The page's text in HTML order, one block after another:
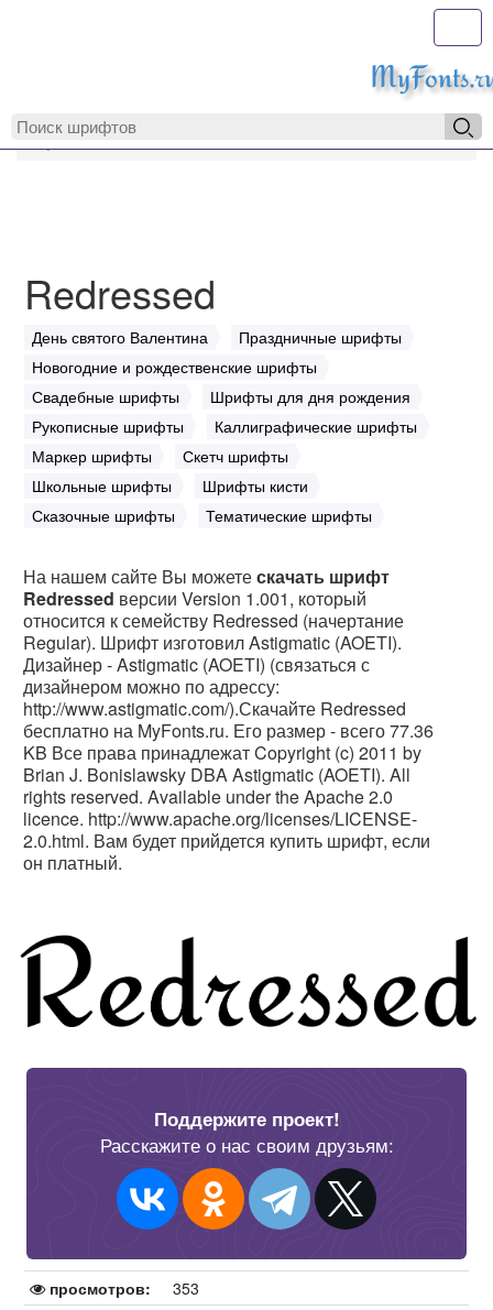
MyFonts.ru
Redressed
День святого Валентина
Праздничные шрифты
Новогодние и рождественские шрифты
Свадебные шрифты
Шрифты для дня рождения
Рукописные шрифты
Каллиграфические шрифты
Маркер шрифты
Скетч шрифты
Школьные шрифты
Шрифты кисти
Сказочные шрифты
Тематические шрифты
На нашем сайте Вы можетескачать шрифт
Redressed версии Version 1.001, который
относится к семейству Redressed (начертание
Regular). Шрифт изготовил Astigmatic (AOETI).
Дизайнер - Astigmatic (AOETI) (связаться с
дизайнером можно по адрессу:
http://www.astigmatic.com/).Скачайте Redressed
бесплатно на MyFonts.ru. Его размер - всего 77.36
KB Все права принадлежат Copyright (c) 2011 by
Brian J. Bonislawsky DBA Astigmatic (AOETI). All
rights reserved. Available under the Apache 2.0
licence. http://www.apache.org/licenses/LICENSE-
2.0.html. Вам будет прийдется купить шрифт, если
он платный.
Поддержите проект!
Расскажите о нас своим друзьям:
просмотров:
353